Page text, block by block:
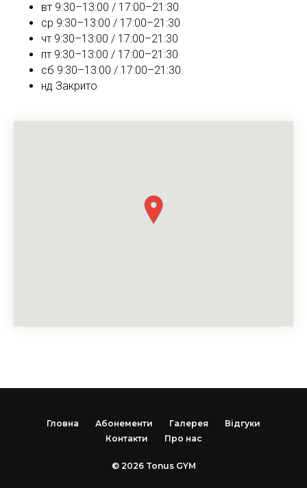
вт 9:30–13:00 / 17:00–21:30
ср 9:30–13:00 / 17:00–21:30
чт 9:30–13:00 / 17:00–21:30
пт 9:30–13:00 / 17:00–21:30
сб 9:30–13:00 / 17:00–21:30
нд Закрито
Гловна Абонементи Галерея
Відгуки
Контакти
Про нас
© 2026 Tonus GYM